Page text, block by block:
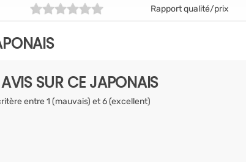
Rapport qualité/prix
SUR CE JAPONAIS
entre 1 (mauvais) et 6 (excellent)